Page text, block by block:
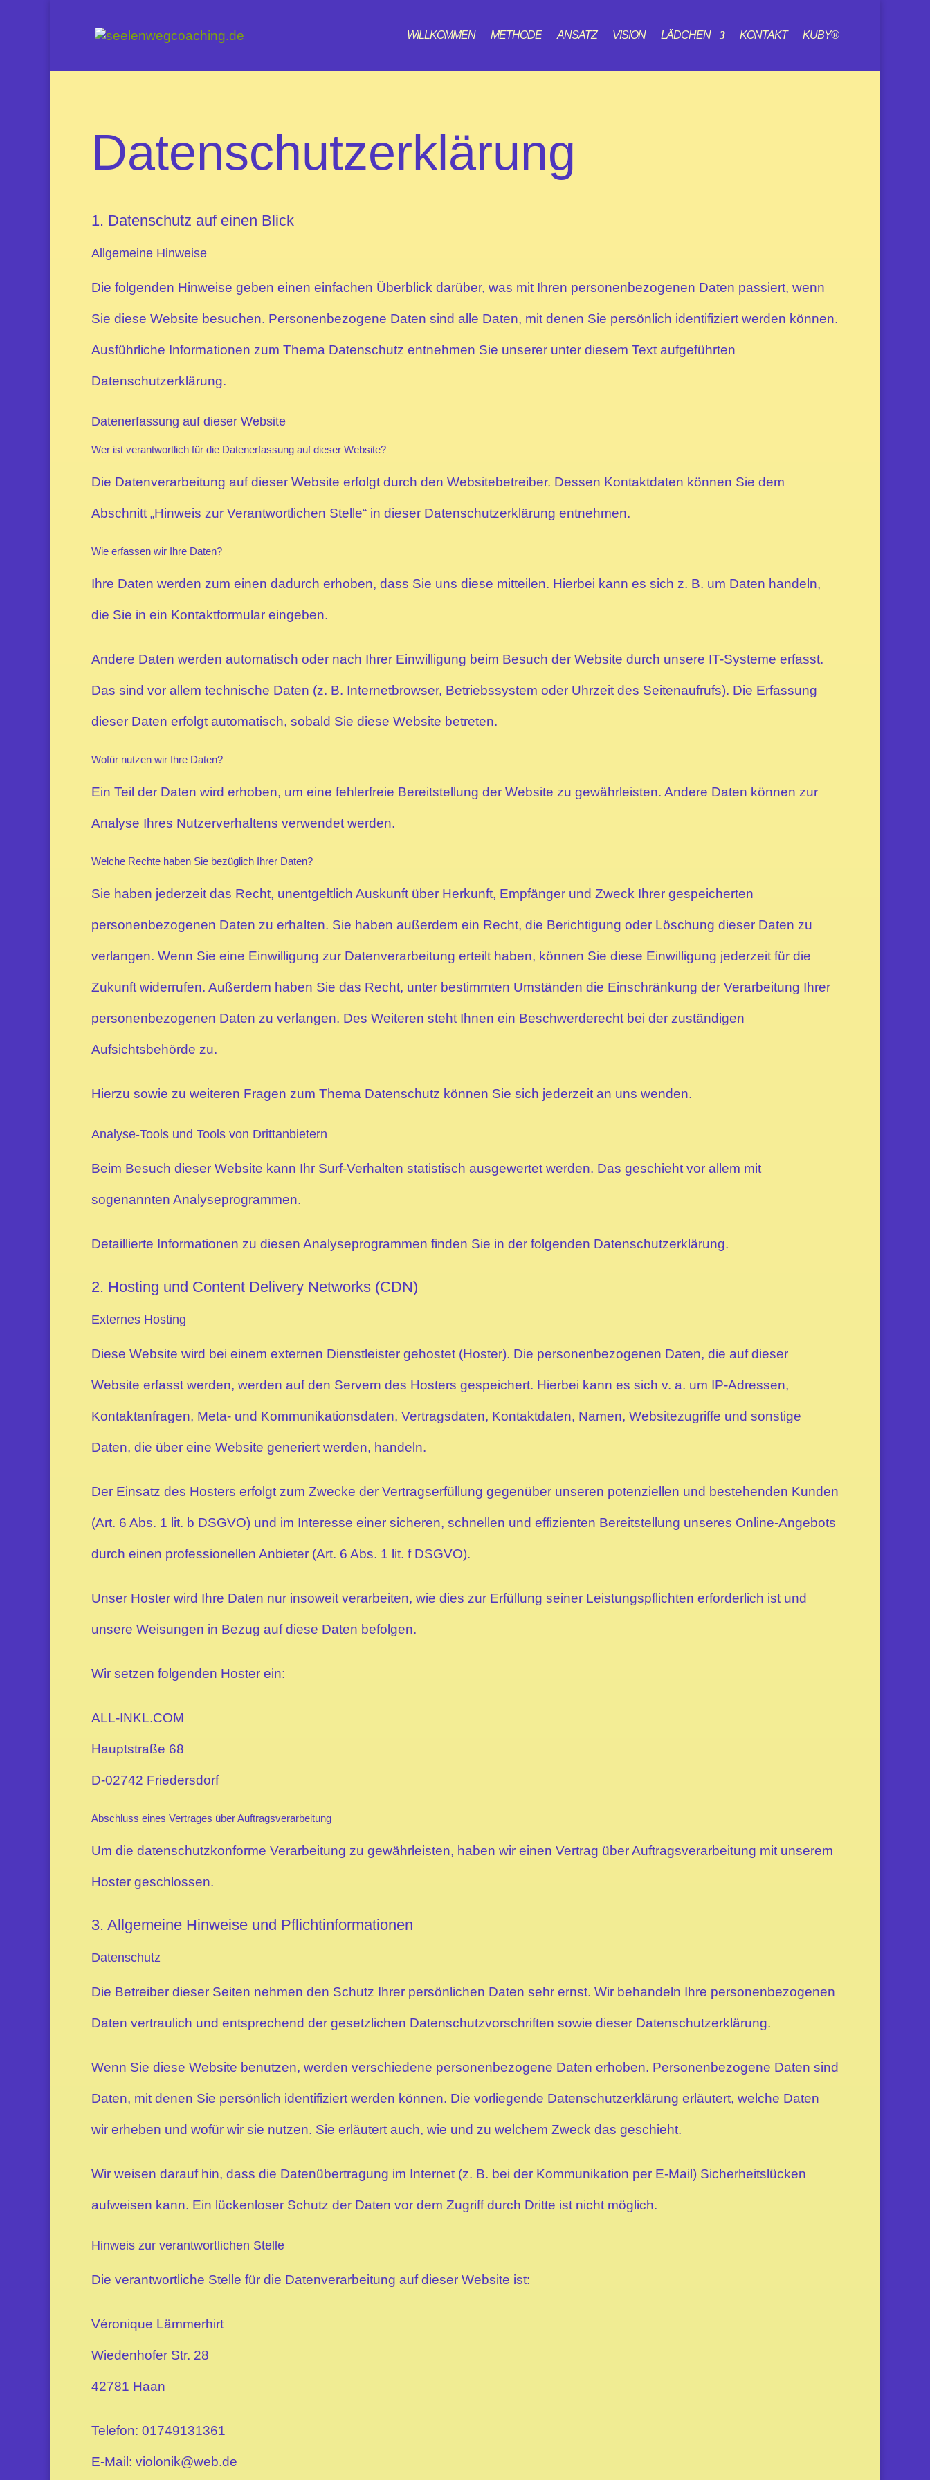
WILLKOMMEN METHODE ANSATZ VISION LÄDCHEN KONTAKT KUBY®
Datenschutz­erklärung
1. Datenschutz auf einen Blick
Allgemeine Hinweise
Die folgenden Hinweise geben einen einfachen Überblick darüber, was mit Ihren personenbezogenen Daten passiert, wenn
Sie diese Website besuchen. Personenbezogene Daten sind alle Daten, mit denen Sie persönlich identifiziert werden können.
Ausführliche Informationen zum Thema Datenschutz entnehmen Sie unserer unter diesem Text aufgeführten
Datenschutzerklärung.
Datenerfassung auf dieser Website
Wer ist verantwortlich für die Datenerfassung auf dieser Website?
Die Datenverarbeitung auf dieser Website erfolgt durch den Websitebetreiber. Dessen Kontaktdaten können Sie dem
Abschnitt „Hinweis zur Verantwortlichen Stelle“ in dieser Datenschutzerklärung entnehmen.
Wie erfassen wir Ihre Daten?
Ihre Daten werden zum einen dadurch erhoben, dass Sie uns diese mitteilen. Hierbei kann es sich z. B. um Daten handeln,
die Sie in ein Kontaktformular eingeben.
Andere Daten werden automatisch oder nach Ihrer Einwilligung beim Besuch der Website durch unsere IT-Systeme erfasst.
Das sind vor allem technische Daten (z. B. Internetbrowser, Betriebssystem oder Uhrzeit des Seitenaufrufs). Die Erfassung
dieser Daten erfolgt automatisch, sobald Sie diese Website betreten.
Wofür nutzen wir Ihre Daten?
Ein Teil der Daten wird erhoben, um eine fehlerfreie Bereitstellung der Website zu gewährleisten. Andere Daten können zur
Analyse Ihres Nutzerverhaltens verwendet werden.
Welche Rechte haben Sie bezüglich Ihrer Daten?
Sie haben jederzeit das Recht, unentgeltlich Auskunft über Herkunft, Empfänger und Zweck Ihrer gespeicherten
personenbezogenen Daten zu erhalten. Sie haben außerdem ein Recht, die Berichtigung oder Löschung dieser Daten zu
verlangen. Wenn Sie eine Einwilligung zur Datenverarbeitung erteilt haben, können Sie diese Einwilligung jederzeit für die
Zukunft widerrufen. Außerdem haben Sie das Recht, unter bestimmten Umständen die Einschränkung der Verarbeitung Ihrer
personenbezogenen Daten zu verlangen. Des Weiteren steht Ihnen ein Beschwerderecht bei der zuständigen
Aufsichtsbehörde zu.
Hierzu sowie zu weiteren Fragen zum Thema Datenschutz können Sie sich jederzeit an uns wenden.
Analyse-Tools und Tools von Dritt­anbietern
Beim Besuch dieser Website kann Ihr Surf-Verhalten statistisch ausgewertet werden. Das geschieht vor allem mit
sogenannten Analyseprogrammen.
Detaillierte Informationen zu diesen Analyseprogrammen finden Sie in der folgenden Datenschutzerklärung.
2. Hosting und Content Delivery Networks (CDN)
Externes Hosting
Diese Website wird bei einem externen Dienstleister gehostet (Hoster). Die personenbezogenen Daten, die auf dieser
Website erfasst werden, werden auf den Servern des Hosters gespeichert. Hierbei kann es sich v. a. um IP-Adressen,
Kontaktanfragen, Meta- und Kommunikationsdaten, Vertragsdaten, Kontaktdaten, Namen, Websitezugriffe und sonstige
Daten, die über eine Website generiert werden, handeln.
Der Einsatz des Hosters erfolgt zum Zwecke der Vertragserfüllung gegenüber unseren potenziellen und bestehenden Kunden
(Art. 6 Abs. 1 lit. b DSGVO) und im Interesse einer sicheren, schnellen und effizienten Bereitstellung unseres Online-Angebots
durch einen professionellen Anbieter (Art. 6 Abs. 1 lit. f DSGVO).
Unser Hoster wird Ihre Daten nur insoweit verarbeiten, wie dies zur Erfüllung seiner Leistungspflichten erforderlich ist und
unsere Weisungen in Bezug auf diese Daten befolgen.
Wir setzen folgenden Hoster ein:
ALL-INKL.COM
Hauptstraße 68
D-02742 Friedersdorf
Abschluss eines Vertrages über Auftragsverarbeitung
Um die datenschutzkonforme Verarbeitung zu gewährleisten, haben wir einen Vertrag über Auftragsverarbeitung mit unserem
Hoster geschlossen.
3. Allgemeine Hinweise und Pflicht­informationen
Datenschutz
Die Betreiber dieser Seiten nehmen den Schutz Ihrer persönlichen Daten sehr ernst. Wir behandeln Ihre personenbezogenen
Daten vertraulich und entsprechend der gesetzlichen Datenschutzvorschriften sowie dieser Datenschutzerklärung.
Wenn Sie diese Website benutzen, werden verschiedene personenbezogene Daten erhoben. Personenbezogene Daten sind
Daten, mit denen Sie persönlich identifiziert werden können. Die vorliegende Datenschutzerklärung erläutert, welche Daten
wir erheben und wofür wir sie nutzen. Sie erläutert auch, wie und zu welchem Zweck das geschieht.
Wir weisen darauf hin, dass die Datenübertragung im Internet (z. B. bei der Kommunikation per E-Mail) Sicherheitslücken
aufweisen kann. Ein lückenloser Schutz der Daten vor dem Zugriff durch Dritte ist nicht möglich.
Hinweis zur verantwortlichen Stelle
Die verantwortliche Stelle für die Datenverarbeitung auf dieser Website ist:
Véronique Lämmerhirt
Wiedenhofer Str. 28
42781 Haan
Telefon: 01749131361
E-Mail: violonik@web.de